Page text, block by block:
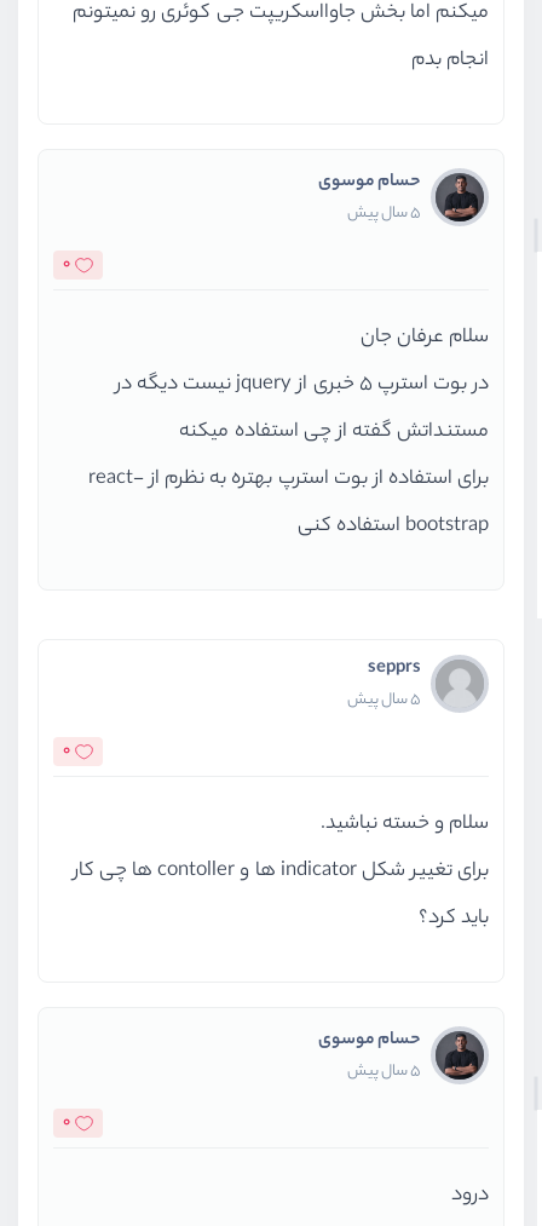
میکنم اما بخش جاوااسکریپت جی کوئری رو نمیتونم
انجام بدم
حسام موسوی
5 سال پیش
0
سلام عرفان جان
در بوت استرپ 5 خبری از jquery نیست دیگه در
مستنداتش گفته از چی استفاده میکنه
برای استفاده از بوت استرپ بهتره به نظرم از react-
bootstrap استفاده کنی
sepprs
5 سال پیش
0
سلام و خسته نباشید.
برای تغییر شکل indicator ها و contoller ها چی کار
باید کرد؟
حسام موسوی
5 سال پیش
0
درود